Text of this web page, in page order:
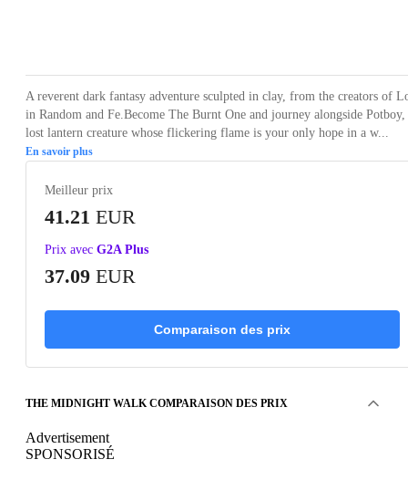
A reverent dark fantasy adventure sculpted in clay, from the creators of
in Random and Fe.Become The Burnt One and journey alongside Potboy,
lost lantern creature whose flickering flame is your only hope in a w...
En savoir plus
Meilleur prix
41.21 EUR
Prix avec G2A Plus
37.09 EUR
Comparaison des prix
THE MIDNIGHT WALK COMPARAISON DES PRIX
Advertisement
SPONSORISÉ